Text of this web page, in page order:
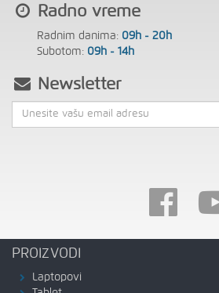
Radno vreme
Radnim danima: 09h - 20h
Subotom: 09h - 14h
Newsletter
PROIZVODI
Laptopovi